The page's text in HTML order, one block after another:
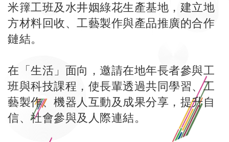
米籜工班及水井姻綠花生產基地，建立地
方材料回收、工藝製作與產品推廣的合作
鏈結。
在「生活」面向，邀請在地年長者參與工
班與科技課程，使長輩透過共同學習、工
藝製作、機器人互動及成果分享，提升自
信、社會參與及人際連結。